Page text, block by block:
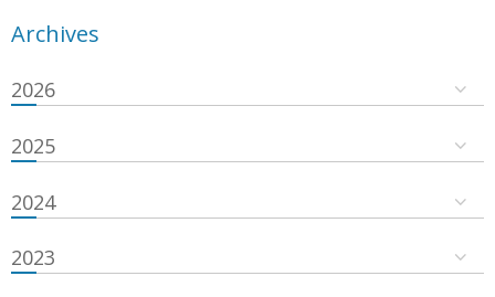
Archives
2026
2025
2024
2023